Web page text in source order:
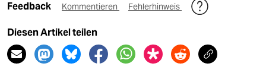
Feedback Kommentieren Fehlerhinweis
Diesen Artikel teilen